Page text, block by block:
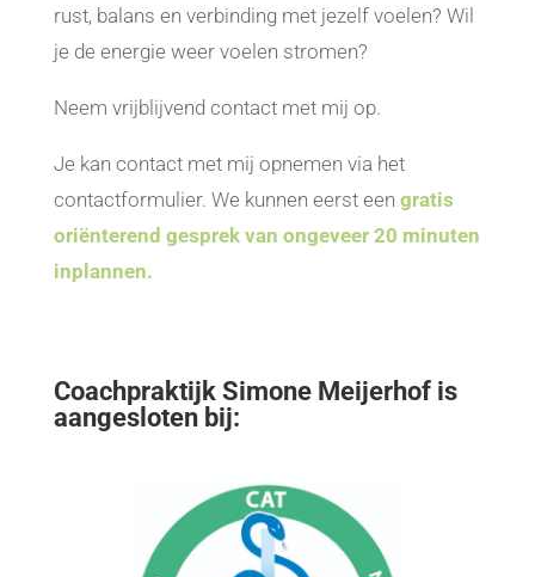
rust, balans en verbinding met jezelf voelen? Wil
je de energie weer voelen stromen?
Neem vrijblijvend contact met mij op.
Je kan contact met mij opnemen via het
contactformulier. We kunnen eerst een gratis
oriënterend gesprek van ongeveer 20 minuten
inplannen.
Coachpraktijk Simone Meijerhof is
aangesloten bij: